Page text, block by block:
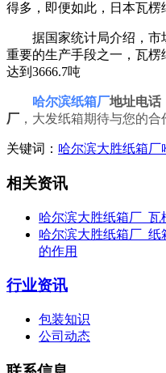
得多，即便如此，日本瓦楞
据国家统计局介绍，市
重要的生产手段之一，瓦
达到3666.7吨
哈尔滨纸箱厂地址电话
厂 ，大发纸箱期待与您的合
关键词： 哈尔滨大胜纸箱厂
相关资讯
哈尔滨大胜纸箱厂_
哈尔滨大胜纸箱厂_
的作用
行业资讯
包装知识
公司动态